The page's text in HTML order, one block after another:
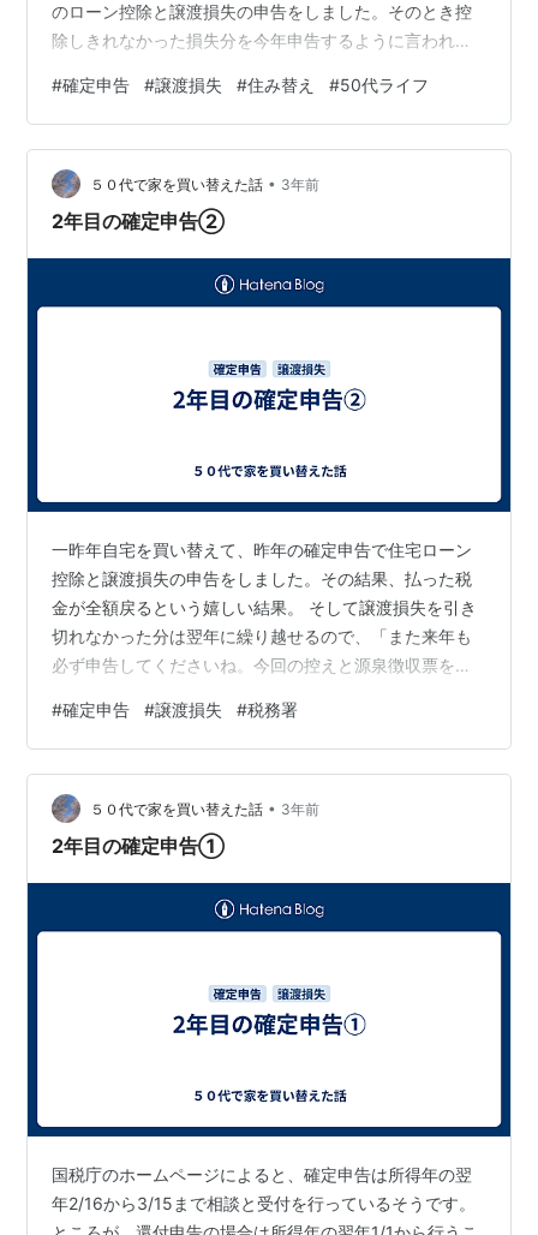
のローン控除と譲渡損失の申告をしました。そのとき控
除しきれなかった損失分を今年申告するように言われた
諸々揃えて提出済みなので、今回は去年の控えだけで譲
渡損失を確認できる。 税務署の若者が去年の控えを指し
示しながら 「もともと譲渡損失は780万ほどありまし
て、昨年の所得620万から控除した残りの160万円を令和
４年の所得から控除することになります。よろしいです
#確定申告 #譲渡損失 #住み替え #50代ライフ
５０代で家を買い替えた話 • 3年前
2年目の確定申告②
一昨年自宅を買い替えて、昨年の確定申告で住宅ローン
控除と譲渡損失の申告をしました。その結果、払った税
金が全額戻るという嬉しい結果。 そして譲渡損失を引き
切れなかった分は翌年に繰り越せるので、「また来年も
必ず申告してくださいね。今回の控えと源泉徴収票を持
言っていただきました。ありがたや～。 そのときの記録
はこちら ↓ ouchisumikae.hatenablog.com そんなわけ
で今年も確定申告を忘れずに行わねば💨 LINEから確定申
告の相談を予約しました。 予約した申し込み枠は15：30
～16：00です。 税務署に到着したのは15：15頃だ…
#確定申告 #譲渡損失 #税務署
５０代で家を買い替えた話 • 3年前
2年目の確定申告①
国税庁のホームページによると、確定申告は所得年の翌
年2/16から3/15まで相談と受付を行っているそうです。